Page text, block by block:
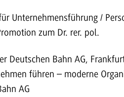
Unternehmensführung /
zum Dr. rer. pol.
Deutschen Bahn AG,
führen – moderne
AG